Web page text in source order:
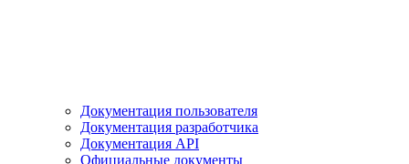
Документация пользователя
Документация разработчика
Документация API
Официальные документы